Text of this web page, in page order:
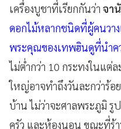
เครื่องบูชาที่เรียกกันว่า จา
ดอกไม้หลากชนิดที่ผู้คนวา
พระคุณของเทพฮินดูที่นำค
ไม่ต่ำกว่า 10 กระทงในแต่
ใหญ่อาจทำถึงวันละกว่าร้อ
บ้าน ไม่ว่าจะศาลพระภูมิ
ครัว และห้องนอน ขณะที่ร้